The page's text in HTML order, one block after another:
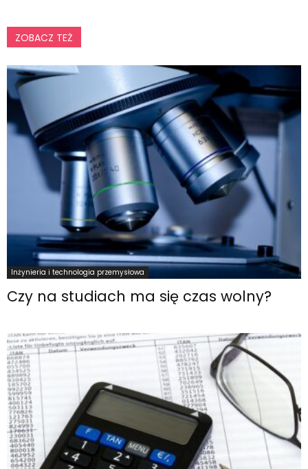
ZOBACZ TEŻ
Inżynieria i technologia przemysłowa
Czy na studiach ma się czas wolny?